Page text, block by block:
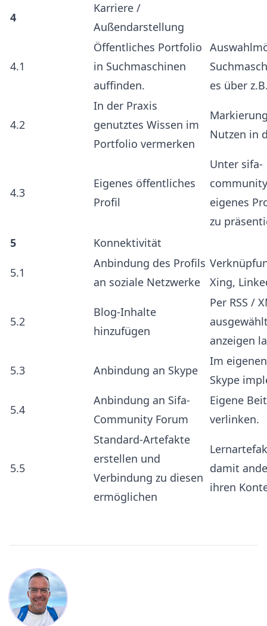
4
Karriere /
Außendarstellung
4.1
Öffentliches Portfolio
in Suchmaschinen
auffinden.
es über
4.2
In der Praxis
genutztes Wissen im
Portfolio vermerken
Nutzen in
4.3
Eigenes öffentliches
Profil
Unter sifa-
eigenes
zu
5
Konnektivität
5.1
Anbindung des Profils
an soziale Netzwerke
Xing,
5.2
Blog-Inhalte
hinzufügen
Per RSS /
anzeigen
5.3 Anbindung an Skype
Im
Skype
5.4
Anbindung an Sifa-
Community Forum
Eigene
verlinken.
5.5
Standard-Artefakte
erstellen und
Verbindung zu diesen
ermöglichen
damit
ihren